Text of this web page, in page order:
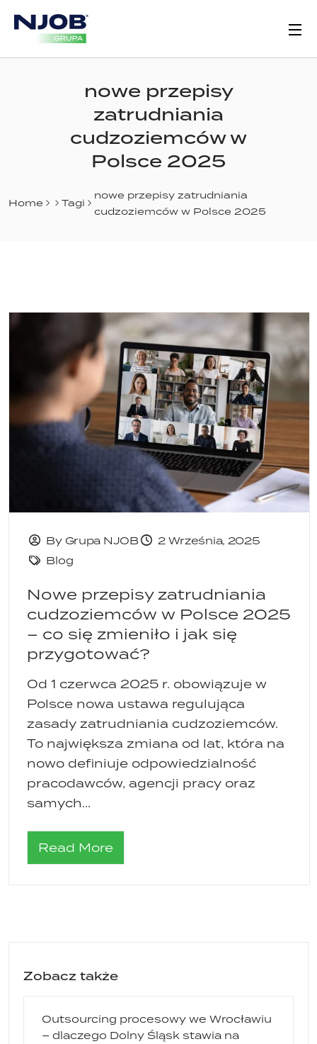
nowe przepisy
zatrudniania
cudzoziemców w
Polsce 2025
Home Tagi
nowe przepisy zatrudniania
cudzoziemców w Polsce 2025
By Grupa NJOB
2 Września, 2025
Blog
Nowe przepisy zatrudniania
cudzoziemców w Polsce 2025
– co się zmieniło i jak się
przygotować?
Od 1 czerwca 2025 r. obowiązuje w
Polsce nowa ustawa regulująca
zasady zatrudniania cudzoziemców.
To największa zmiana od lat, która na
nowo definiuje odpowiedzialność
pracodawców, agencji pracy oraz
samych...
Read More
Zobacz także
Outsourcing procesowy we Wrocławiu
– dlaczego Dolny Śląsk stawia na